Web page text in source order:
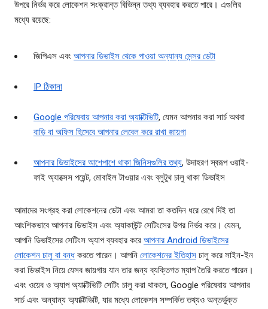
উপরে নির্ভর করে লোকেশন সংক্রান্ত বিভিন্ন তথ্য ব্যবহার করতে পারে। এগুলির
মধ্যে রয়েছে:
জিপিএস এবং আপনার ডিভাইস থেকে পাওয়া অন্যান্য সেন্সর ডেটা
IP ঠিকানা
Google পরিষেবায় আপনার করা অ্যাক্টিভিটি, যেমন আপনার করা সার্চ অথবা
বাড়ি বা অফিস হিসেবে আপনার লেবেল করে রাখা জায়গা
আপনার ডিভাইসের আশেপাশে থাকা জিনিসগুলির তথ্য, উদাহরণ স্বরূপ ওয়াই-
ফাই অ্যাক্সেস পয়েন্ট, মোবাইল টাওয়ার এবং ব্লুটুথ চালু থাকা ডিভাইস
আমাদের সংগ্রহ করা লোকেশনের ডেটা এবং আমরা তা কতদিন ধরে রেখে দিই তা
আংশিকভাবে আপনার ডিভাইস এবং অ্যাকাউন্ট সেটিংসের উপর নির্ভর করে। যেমন,
আপনি ডিভাইসের সেটিংস অ্যাপ ব্যবহার করে আপনার Android ডিভাইসের
লোকেশন চালু বা বন্ধ করতে পারেন। আপনি লোকেশনের ইতিহাস চালু করে সাইন-ইন
করা ডিভাইস নিয়ে যেসব জায়গায় যান তার জন্য ব্যক্তিগত ম্যাপ তৈরি করতে পারেন।
এবং ওয়েব ও অ্যাপ অ্যাক্টিভিটি সেটিং চালু করা থাকলে, Google পরিষেবায় আপনার
সার্চ এবং অন্যান্য অ্যাক্টিভিটি, যার মধ্যে লোকেশন সম্পর্কিত তথ্যও অন্তর্ভুক্ত